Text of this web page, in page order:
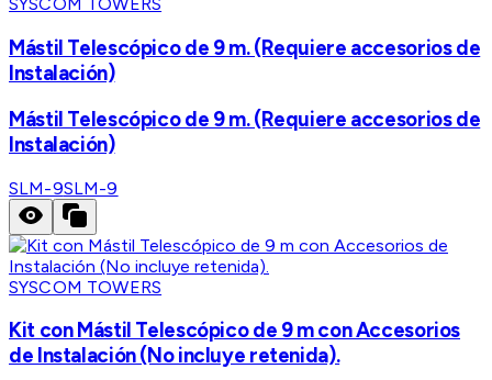
SYSCOM TOWERS
Mástil Telescópico de 9 m. (Requiere accesorios de
Instalación)
Mástil Telescópico de 9 m. (Requiere accesorios de
Instalación)
SLM-9SLM-9
SYSCOM TOWERS
Kit con Mástil Telescópico de 9 m con Accesorios
de Instalación (No incluye retenida).